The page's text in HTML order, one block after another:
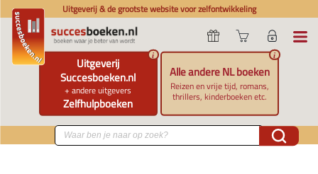
Uitgeverij & de grootste website voor zelfontwikkeling
Uitgeverij
Succesboeken.nl
+ andere uitgevers
Zelfhulpboeken
i
Alle andere NL boeken
Reizen en vrije tijd, romans,
thrillers, kinderboeken etc.
i